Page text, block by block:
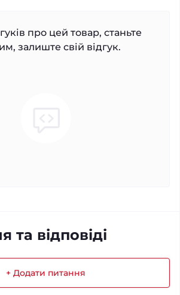
про цей товар, станьте
залиште свій відгук.
та відповіді
+ Додати питання